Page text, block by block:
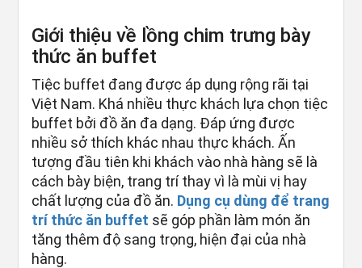
Giới thiệu về lồng chim trưng bày
thức ăn buffet
Tiệc buffet đang được áp dụng rộng rãi tại
Việt Nam. Khá nhiều thực khách lựa chọn tiệc
buffet bởi đồ ăn đa dạng. Đáp ứng được
nhiều sở thích khác nhau thực khách. Ấn
tượng đầu tiên khi khách vào nhà hàng sẽ là
cách bày biện, trang trí thay vì là mùi vị hay
chất lượng của đồ ăn. Dụng cụ dùng để trang
trí thức ăn buffet sẽ góp phần làm món ăn
tăng thêm độ sang trọng, hiện đại của nhà
hàng.